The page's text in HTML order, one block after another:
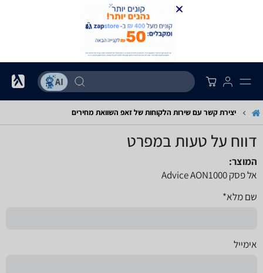
יצירת קשר עם שירות הלקוחות של זאפ השוואת מחירים
דווח על טעות במפרט
המוצר:
אל פסק Advice AON1000
שם מלא*
אימייל